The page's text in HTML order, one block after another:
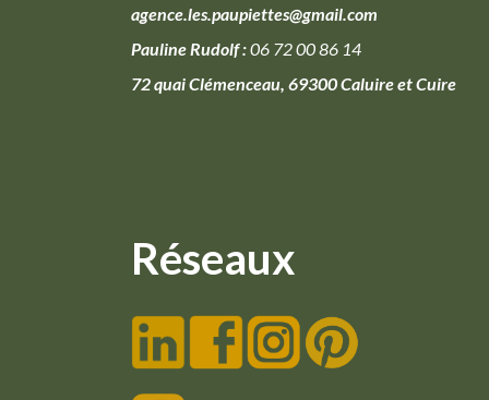
agence.les.paupiettes@gmail.com
Pauline Rudolf :06 72 00 86 14
72 quai Clémenceau, 69300 Caluire et Cuire
Réseaux